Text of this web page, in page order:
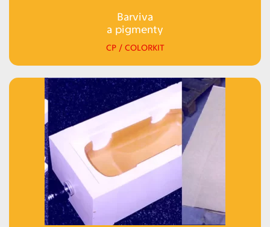
Barviva
a pigmenty
CP / COLORKIT